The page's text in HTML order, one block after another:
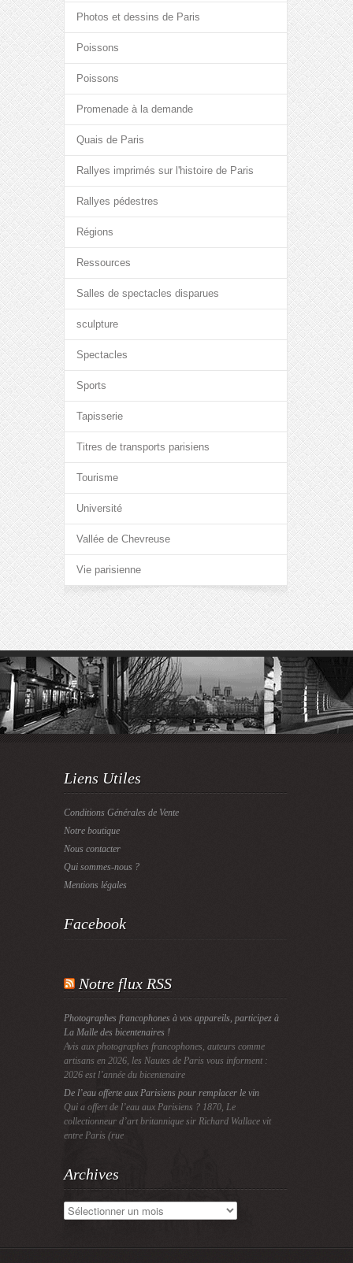
Photos et dessins de Paris
Poissons
Poissons
Promenade à la demande
Quais de Paris
Rallyes imprimés sur l'histoire de Paris
Rallyes pédestres
Régions
Ressources
Salles de spectacles disparues
sculpture
Spectacles
Sports
Tapisserie
Titres de transports parisiens
Tourisme
Université
Vallée de Chevreuse
Vie parisienne
Liens Utiles
Conditions Générales de Vente
Notre boutique
Nous contacter
Qui sommes-nous ?
Mentions légales
Facebook
Notre flux RSS
Photographes francophones à vos appareils, participez à
La Malle des bicentenaires !
Avis aux photographes francophones, auteurs comme
artisans en 2026, les Nautes de Paris vous informent :
2026 est l’année du bicentenaire
De l’eau offerte aux Parisiens pour remplacer le vin
Qui a offert de l’eau aux Parisiens ? 1870, Le
collectionneur d’art britannique sir Richard Wallace vit
entre Paris (rue
Archives
Archives